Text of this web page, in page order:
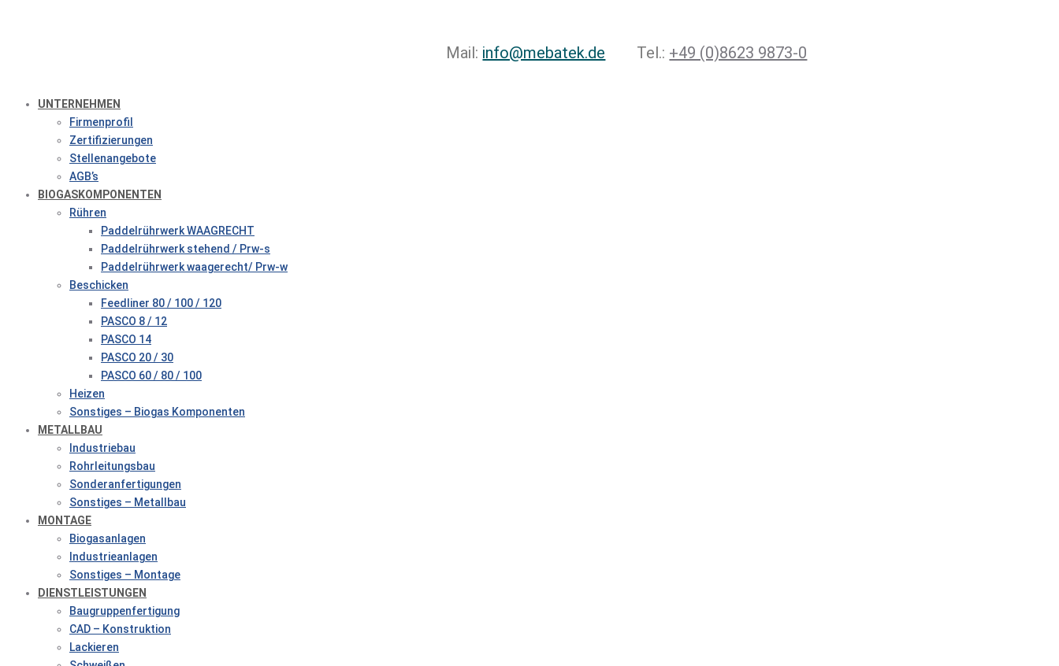
Mail: info@mebatek.de Tel.: +49 (0)8623 9873-0
UNTERNEHMEN
Firmenprofil
Zertifizierungen
Stellenangebote
AGB’s
BIOGASKOMPONENTEN
Rühren
Paddelrührwerk WAAGRECHT
Paddelrührwerk stehend / Prw-s
Paddelrührwerk waagerecht/ Prw-w
Beschicken
Feedliner 80 / 100 / 120
PASCO 8 / 12
PASCO 14
PASCO 20 / 30
PASCO 60 / 80 / 100
Heizen
Sonstiges – Biogas Komponenten
METALLBAU
Industriebau
Rohrleitungsbau
Sonderanfertigungen
Sonstiges – Metallbau
MONTAGE
Biogasanlagen
Industrieanlagen
Sonstiges – Montage
DIENSTLEISTUNGEN
Baugruppenfertigung
CAD – Konstruktion
Lackieren